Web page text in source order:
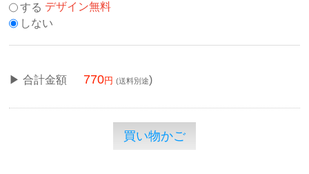
する デザイン無料
しない
合計金額 770 (送料別途)